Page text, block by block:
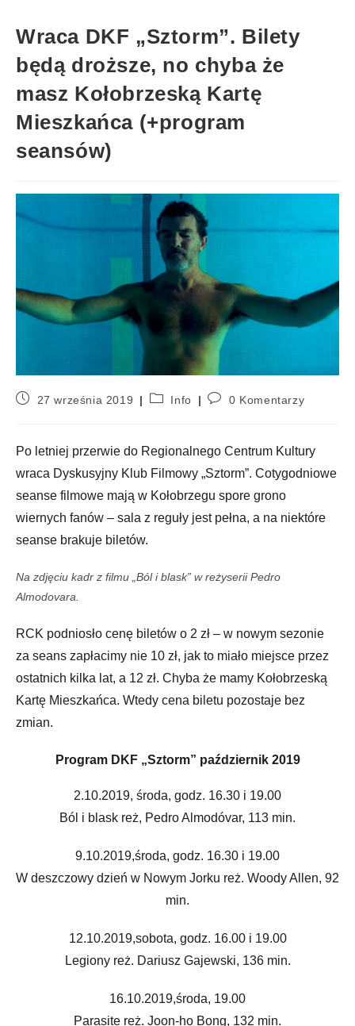
Wraca DKF „Sztorm”. Bilety
będą droższe, no chyba że
masz Kołobrzeską Kartę
Mieszkańca (+program
seansów)
27 września 2019 Info 0 Komentarzy
Po letniej przerwie do Regionalnego Centrum Kultury
wraca Dyskusyjny Klub Filmowy „Sztorm”. Cotygodniowe
seanse filmowe mają w Kołobrzegu spore grono
wiernych fanów – sala z reguły jest pełna, a na niektóre
seanse brakuje biletów.
Na zdjęciu kadr z filmu „Ból i blask” w reżyserii Pedro
Almodovara.
RCK podniosło cenę biletów o 2 zł – w nowym sezonie
za seans zapłacimy nie 10 zł, jak to miało miejsce przez
ostatnich kilka lat, a 12 zł. Chyba że mamy Kołobrzeską
Kartę Mieszkańca. Wtedy cena biletu pozostaje bez
zmian.
Program DKF „Sztorm” październik 2019
2.10.2019, środa, godz. 16.30 i 19.00
Ból i blask reż, Pedro Almodóvar, 113 min.
9.10.2019,środa, godz. 16.30 i 19.00
W deszczowy dzień w Nowym Jorku reż. Woody Allen, 92
min.
12.10.2019,sobota, godz. 16.00 i 19.00
Legiony reż. Dariusz Gajewski, 136 min.
16.10.2019,środa, 19.00
Parasite reż. Joon-ho Bong, 132 min.